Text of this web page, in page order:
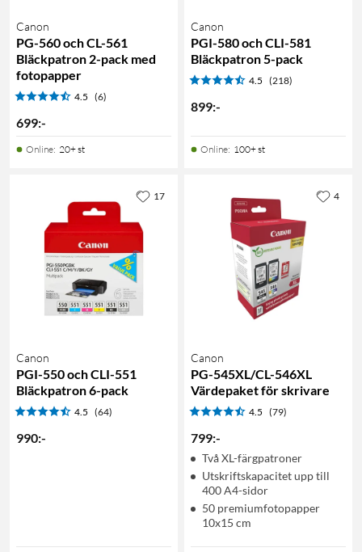
Canon
PG-560 och CL-561
Bläckpatron 2-pack med
fotopapper
4.5 (6)
699:-
Online: 20+ st
Canon
PGI-580 och CLI-581
Bläckpatron 5-pack
4.5 (218)
899:-
Online: 100+ st
Canon
PGI-550 och CLI-551
Bläckpatron 6-pack
4.5 (64)
990:-
17
Canon
PG-545XL/CL-546XL
Värdepaket för skrivare
4.5 (79)
799:-
Två XL-färgpatroner
Utskriftskapacitet upp till
400 A4-sidor
50 premiumfotopapper
10x15 cm
4